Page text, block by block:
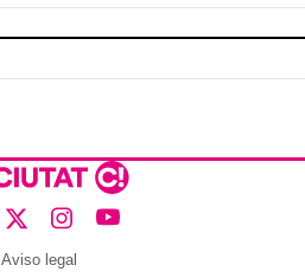
Aviso legal